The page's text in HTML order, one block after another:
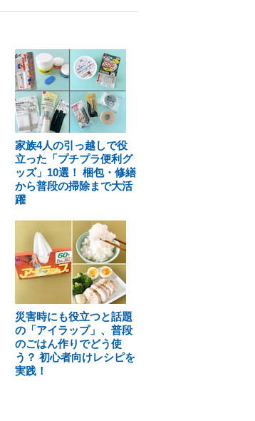
家族4人の引っ越しで役
立った「プチプラ便利グ
ッズ」10選！ 梱包・修繕
から普段の掃除まで大活
躍
災害時にも役立つと話題
の「アイラップ」、普段
のごはん作りでどう使
う？ 初心者向けレシピを
実践！